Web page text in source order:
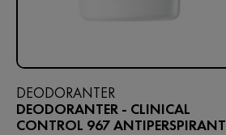
DEODORANTER
DEODORANTER - CLINICAL
CONTROL 967 ANTIPERSPIRANT